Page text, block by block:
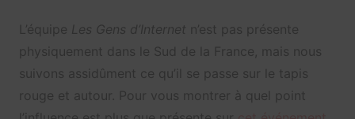
L’équipe Les Gens d’Internet n’est pas présente
physiquement dans le Sud de la France, mais nous
suivons assidûment ce qu’il se passe sur le tapis
rouge et autour. Pour vous montrer à quel point